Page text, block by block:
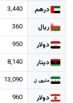
درهم
3,440
ريال
360
دولار
950
دينار
8,140
مليون.ل 13,090
دولار
960